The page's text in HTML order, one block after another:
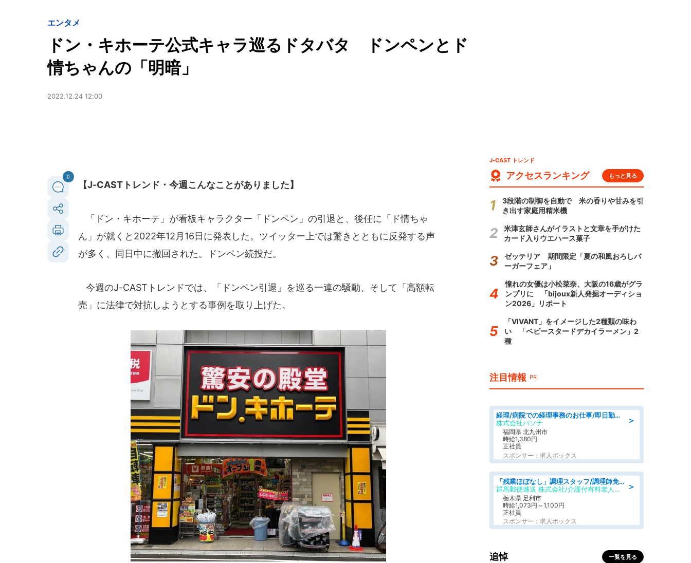
エンタメ
ドン・キホーテ公式キャラ巡るドタバタ ドンペンとド
情ちゃんの「明暗」
2022.12.24 12:00
0
【J-CASTトレンド・今週こんなことがありました】
「ドン・キホーテ」が看板キャラクター「ドンペン」の引退と、後任に「ド情ちゃ
ん」が就くと2022年12月16日に発表した。ツイッター上では驚きとともに反発する声
が多く、同日中に撤回された。ドンペン続投だ。
今週のJ-CASTトレンドでは、「ドンペン引退」を巡る一連の騒動、そして「高額転
売」に法律で対抗しようとする事例を取り上げた。
J-CAST トレンド
アクセスランキング もっと見る
3段階の制御を自動で 米の香りや甘みを引
き出す家庭用精米機
米津玄師さんがイラストと文章を手がけた
カード入りウエハース菓子
ゼッテリア 期間限定「夏の和風おろしバ
ーガーフェア」
憧れの女優は小松菜奈、大阪の16歳がグラ
ンプリに 「bijoux新人発掘オーディショ
ン2026」リポート
「VIVANT」をイメージした2種類の味わ
い 「ベビースタードデカイラーメン」2
種
注目情報 PR
＞
経理/病院での経理事務のお仕事/即日勤務可/車通勤可/経理/一般事務
株式会社パソナ
福岡県 北九州市
時給1,380円
正社員
スポンサー：求人ボックス
＞
「残業ほぼなし」調理スタッフ/調理師免許必須/正職員/日勤のみ/介護付き有料老人ホーム/社会保障完備
群馬郵便逓送 株式会社/介護付有料老人ホーム ふる里
栃木県 足利市
時給1,073円～1,100円
正社員
スポンサー：求人ボックス
追悼 一覧を見る